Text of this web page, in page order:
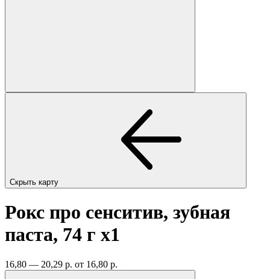
Скрыть карту
Рокс про сенситив, зубная
паста, 74 г x1
16,80 — 20,29 р. от 16,80 р.